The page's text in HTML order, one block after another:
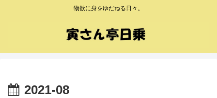
物欲に身をゆだねる日々。
2021-08